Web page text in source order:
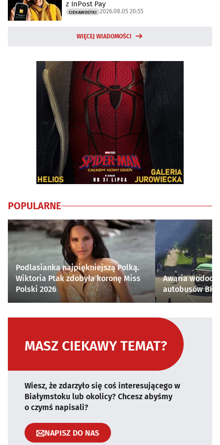
z InPost Pay
CIEKAWOSTKI 2026.08.05 20:55
WIĘCEJ WIADOMOŚCI
POPULARNE
Podlasianka najpiękniejszą Polką.
Wiktoria Ptak zdobyła koronę Miss
Polski 2026
Awaria
autobusów
MASZ CIEKAWY TEMAT?
Wiesz, że zdarzyło się coś interesującego w
Białymstoku lub okolicy? Chcesz abyśmy
o czymś napisali?
NAPISZ DO NAS